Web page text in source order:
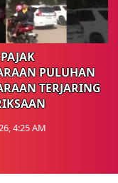
PULUHAN
TERJARING
4:25 AM